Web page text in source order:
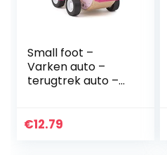
Small foot –
Varken auto –
terugtrek auto –
jaar
€12.79